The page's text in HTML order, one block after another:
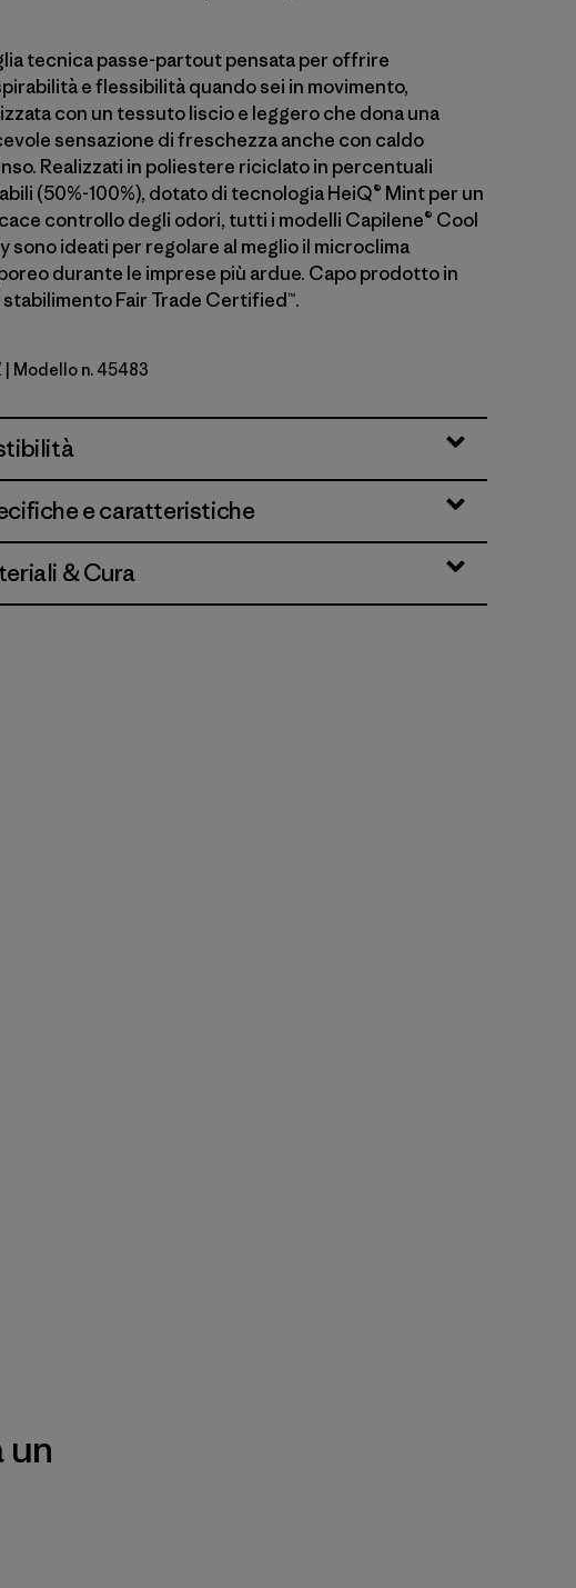
tecnica passe-partout pensata per offrire
e flessibilità quando sei in movimento,
con un tessuto liscio e leggero che dona una
sensazione di freschezza anche con caldo
Realizzati in poliestere riciclato in percentuali
(50%-100%), dotato di tecnologia HeiQ® Mint per un
controllo degli odori, tutti i modelli Capilene® Cool
sono ideati per regolare al meglio il microclima
durante le imprese più ardue. Capo prodotto in
stabilimento Fair Trade Certified™.
Zest
| Modello n. 45483
e caratteristiche
& Cura
un